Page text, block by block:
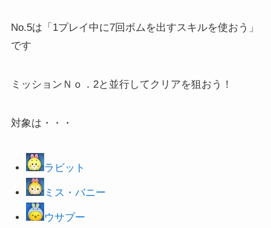
No.5は「1プレイ中に7回ボムを出すスキルを使おう」
です
ミッションＮｏ．2と並行してクリアを狙おう！
対象は・・・
ラビット
ミス・バニー
ウサプー